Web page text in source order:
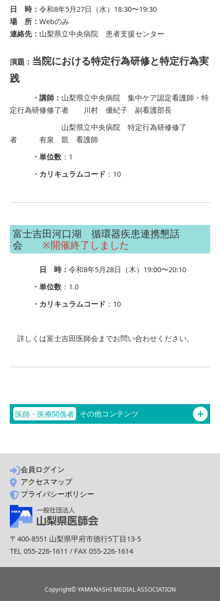
日 時： 令和8年5月27日（水）18:30〜19:30
場 所： Webのみ
連絡先： 山梨県立中央病院 患者支援センター
演題： 当院における特定行為研修と特定行為実
践
・講師： 山梨県立中央病院 集中ケア認定看護師・特
定行為研修修了者 川村 優紀子 副看護部長
山梨県立中央病院 特定行為研修修了
者 有泉 凱 看護師
・単位数 ：1
・カリキュラムコード ：10
富士吉田河口湖 循環器疾患連携懇話
会 ※開催終了しました
日 時： 令和8年5月28日（木）19:00〜20:10
・単位数 ：1.0
・カリキュラムコード ：10
詳しくは富士吉田医師会までお問い合わせください。
医師・医療関係者 その他コンテンツ
産業医
健康スポーツ医制度
〒400-8551 山梨県甲府市徳行5丁目13-5
TEL 055-226-1611 / FAX 055-226-1614
会員ログイン
アクセスマップ
プライバシーポリシー
Copyright© YAMANASHI MEDIAL ASSOCIATION